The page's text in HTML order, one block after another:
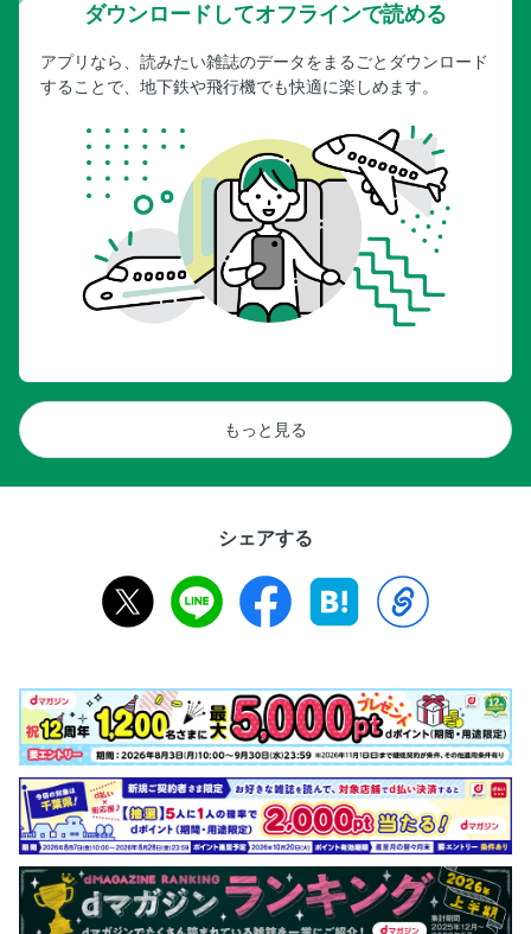
ダウンロードしてオフラインで読める
アプリなら、読みたい雑誌のデータをまるごとダウンロード
することで、地下鉄や飛行機でも快適に楽しめます。
もっと見る
シェアする